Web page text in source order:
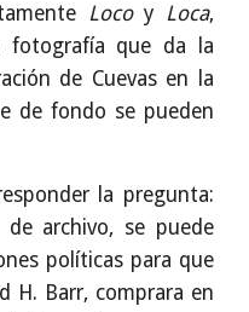
Locoy Loca,
fotografía que da la
de Cuevas en la
de fondo se pueden
la pregunta:
archivo, se puede
políticas para que
H. Barr, comprara en